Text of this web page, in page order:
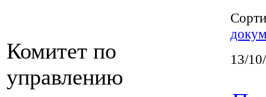
Комитет по
управлению
13/